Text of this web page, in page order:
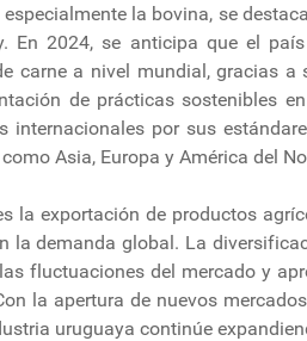
la bovina, se
En 2024, se anticipa que el
carne a nivel mundial, gracias
de prácticas sostenibles
internacionales por sus
Asia, Europa y América del
la exportación de productos
la demanda global. La
fluctuaciones del mercado y
la apertura de nuevos
uruguaya continúe